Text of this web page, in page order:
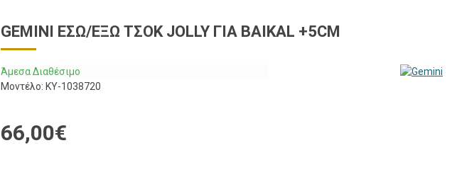
GEMINI ΕΣΩ/ΕΞΩ ΤΣΟΚ JOLLY ΓΙΑ BAIKAL +5CM
Άμεσα Διαθέσιμο
Μοντέλο: KY-1038720
66,00€